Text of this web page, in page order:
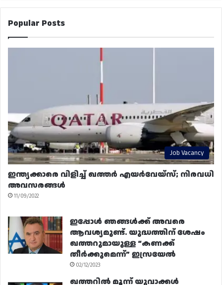
Popular Posts
Job Vacancy
ഇന്ത്യക്കാരെ വിളിച്ച് ഖത്തർ എയർവേയ്‌സ്; നിരവധി
അവസരങ്ങൾ
11/09/2022
ഇപ്പോൾ ഞങ്ങൾക്ക് അവരെ
ആവശ്യമുണ്ട്. യുദ്ധത്തിന് ശേഷം
ഖത്തറുമായുള്ള “കണക്ക്
തീർക്കുമെന്ന്” ഇസ്രയേൽ
02/12/2023
ഖത്തറിൽ മൂന്ന് യുവാക്കൾ